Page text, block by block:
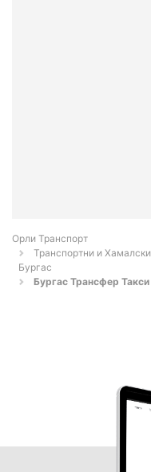
Орли Транспорт
Транспортни и
Бургас
Бургас Трансфер